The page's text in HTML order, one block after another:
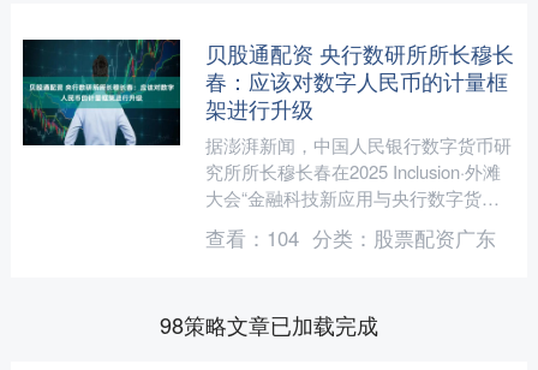
贝股通配资 央行数研所所长穆长
春：应该对数字人民币的计量框
架进行升级
据澎湃新闻，中国人民银行数字货币研
究所所长穆长春在2025 Inclusion·外滩
大会“金融科技新应用与央行数字货币
创新发展”见解论坛上表示，为保障货
币供应量....
查看： 104 分类： 股票配资广东
98策略文章已加载完成